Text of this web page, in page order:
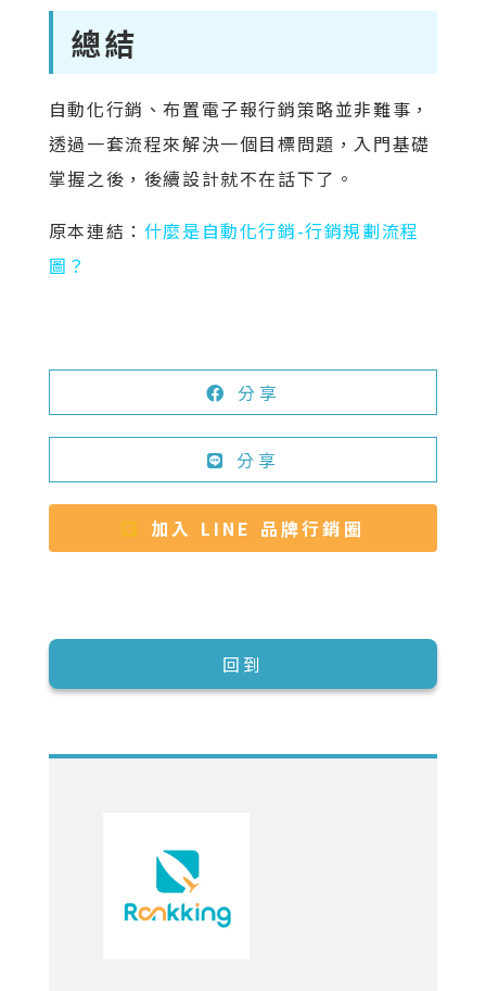
總結
自動化行銷、布置電子報行銷策略並非難事，
透過一套流程來解決一個目標問題，入門基礎
掌握之後，後續設計就不在話下了。
原本連結： 什麼是自動化行銷-行銷規劃流程
圖？
分享
分享
加入 LINE 品牌行銷圈
回到